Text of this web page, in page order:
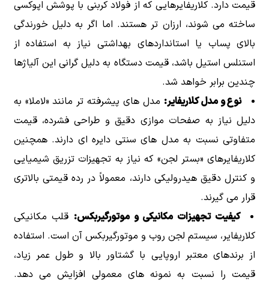
قیمت دارد. کلاریفایرهایی که از فولاد کربنی با پوشش اپوکسی
ساخته می شوند، ارزان تر هستند. اما اگر به دلیل خورندگی
بالای پساب یا استانداردهای بهداشتی نیاز به استفاده از
استنلس استیل باشد، قیمت دستگاه به دلیل گرانی این آلیاژها
چندین برابر خواهد شد.
نوع و مدل کلاریفایر: مدل های پیشرفته تر مانند «لاملا» به
دلیل نیاز به صفحات موازی دقیق و طراحی فشرده، قیمت
متفاوتی نسبت به مدل های سنتی دایره ای دارند. همچنین
کلاریفایرهای «بستر لجن» که نیاز به تجهیزات تزریق شیمیایی
و کنترل دقیق هیدرولیکی دارند، معمولاً در رده قیمتی بالاتری
قرار می گیرند.
کیفیت تجهیزات مکانیکی و موتورگیربکس: قلب مکانیکی
کلاریفایر، سیستم لجن روب و موتورگیربکس آن است. استفاده
از برندهای معتبر اروپایی با گشتاور بالا و طول عمر زیاد،
قیمت را نسبت به نمونه های معمولی افزایش می دهد.